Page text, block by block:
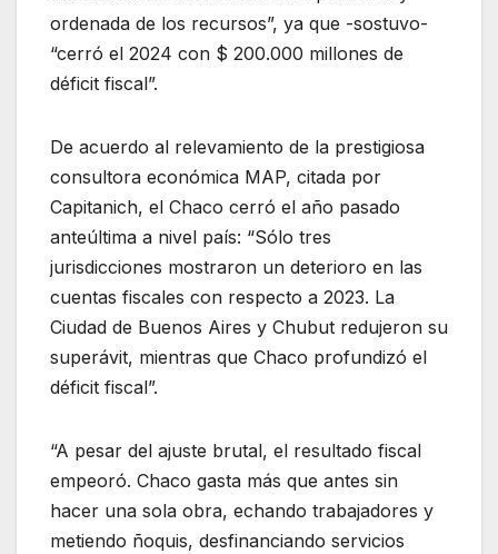
ordenada de los recursos”, ya que -sostuvo-
“cerró el 2024 con $ 200.000 millones de
déficit fiscal”.
De acuerdo al relevamiento de la prestigiosa
consultora económica MAP, citada por
Capitanich, el Chaco cerró el año pasado
anteúltima a nivel país: “Sólo tres
jurisdicciones mostraron un deterioro en las
cuentas fiscales con respecto a 2023. La
Ciudad de Buenos Aires y Chubut redujeron su
superávit, mientras que Chaco profundizó el
déficit fiscal”.
“A pesar del ajuste brutal, el resultado fiscal
empeoró. Chaco gasta más que antes sin
hacer una sola obra, echando trabajadores y
metiendo ñoquis, desfinanciando servicios